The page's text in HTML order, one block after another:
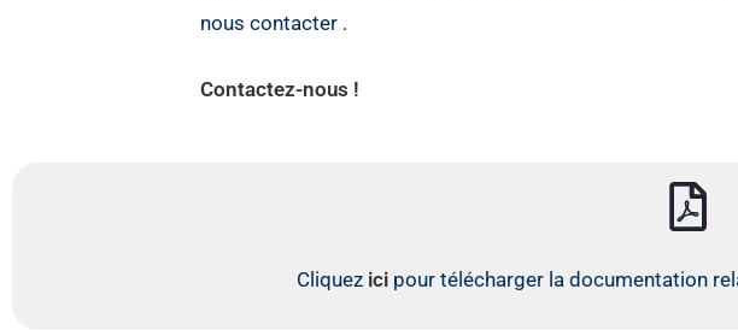
nous contacter .
Contactez-nous !
Cliquez icipour télécharger la documentation